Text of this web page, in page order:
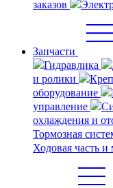
заказов
Запчасти
Гидравлика
и ролики
оборудование
управление
охлаждения и
Тормозная
Ходовая часть и